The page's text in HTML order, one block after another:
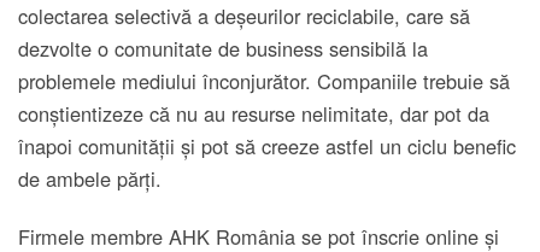
colectarea selectivă a deșeurilor reciclabile, care să
dezvolte o comunitate de business sensibilă la
problemele mediului înconjurător. Companiile trebuie să
conștientizeze că nu au resurse nelimitate, dar pot da
înapoi comunității și pot să creeze astfel un ciclu benefic
de ambele părți.
Firmele membre AHK România se pot înscrie online și